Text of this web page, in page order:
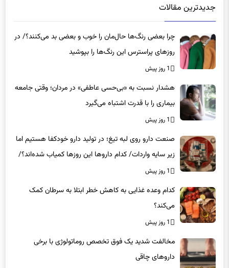
چرا بعضی رنگ‌ها حال‌مان را خوب و بعضی بد می‌کنند؟/ در
روزهای پراسترس این رنگ‌ها را بپوشید
1 روز پیش
هشدار نسبت به «بی‌حسی عاطفی» در مردان؛ وقتی جامعه
بیماری را با قدرت اشتباه می‌گیرد
1 روز پیش
صنعت دارو روی لبه تیغ؛ در تولید دارو خودکفا هستیم اما
زیر سایه واردات/ کدام داروها این روزها کمیاب شده‌اند؟/
«کشور سه ماه ذخیره دارویی دارد»
1 روز پیش
کدام وعده غذایی به کاهش خطر ابتلا به سرطان کمک
می‌کند؟
1 روز پیش
مخالفت شدید یک فوق تخصص روماتولوژی با برخی
داروهای چاقی
1 روز پیش